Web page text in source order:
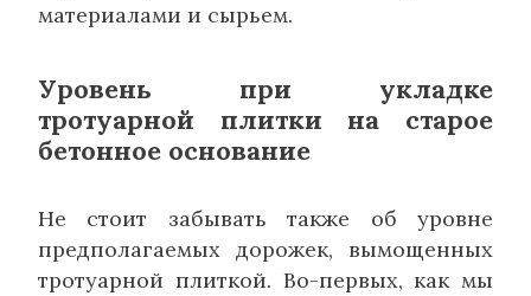
материалами и сырьем.
Уровень при укладке
тротуарной плитки на старое
бетонное основание
Не стоит забывать также об уровне
предполагаемых дорожек, вымощенных
тротуарной плиткой. Во-первых, как мы